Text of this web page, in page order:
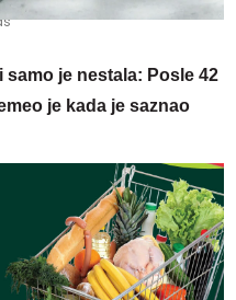
samo je nestala: Posle 42
je kada je saznao